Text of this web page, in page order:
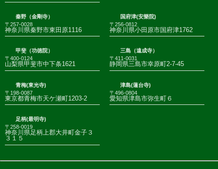
秦野（金剛寺）
〒257-0028
神奈川県秦野市東田原1116
国府津(安樂院)
〒256-0812
神奈川県小田原市国府津1762
甲斐（功徳院）
〒400-0124
山梨県甲斐市中下条1621
三島（遠成寺）
〒411-0031
静岡県三島市幸原町2-7-45
青梅(東光寺)
〒198-0087
東京都青梅市天ケ瀬町1203-2
津島(蓮台寺)
〒496-0804
愛知県津島市弥生町６
足柄(最明寺)
〒258-0019
神奈川県足柄上郡大井町金子３
３１５